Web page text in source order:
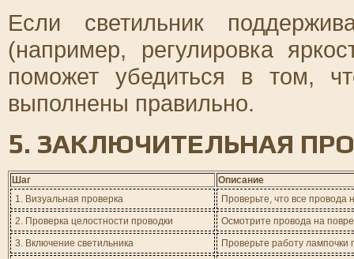
Если светильник
(например, регулировка
поможет убедиться в том,
выполнены правильно.
5. ЗАКЛЮЧИТЕЛЬНАЯ
Шаг
Описание
1. Визуальная проверка
Проверьте, что все провода
2. Проверка целостности проводки
Осмотрите провода на
3. Включение светильника
Проверьте работу лампочки